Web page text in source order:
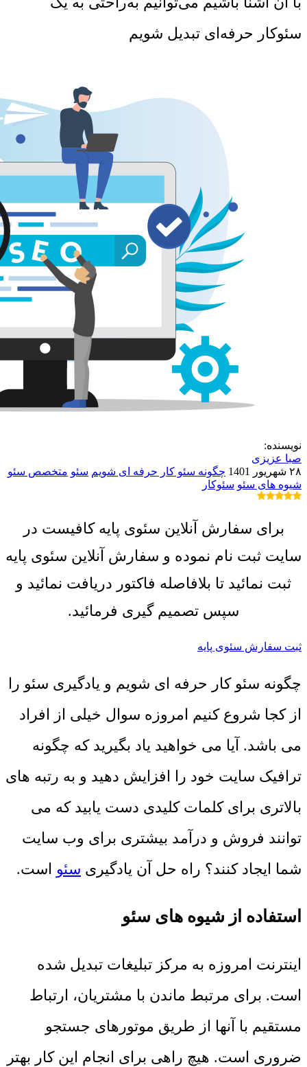
سئوکار حرفه‌ای تبدیل شویم
نویسنده:
صبا عزیزی
۲۸ شهریور 1401
چگونه سئو کار حرفه ای شویم سئو متخصص سئو
شیوه های سئو سئوکار
برای سفارش آنلاین سئوی پایه کافیست در
سایت ثبت نام نموده و سفارش آنلاین سئوی پایه
ثبت نمائید تا بلافاصله فاکتور دریافت نمائید و
سپس تصمیم گیری فرمائید.
ثبت سفارش سئوی پایه
چگونه سئو کار حرفه ای شویم و یادگیری سئو را
از کجا شروع کنیم امروزه سوال خیلی از افراد
می باشد. آیا می خواهید یاد بگیرید که چگونه
ترافیک سایت خود را افزایش دهید و به رتبه های
بالاتری برای کلمات کلیدی دست یابید که می
توانند فروش و درآمد بیشتری برای وب سایت
شما ایجاد کنند؟ راه حل آن یادگیری سئو است.
استفاده از شیوه های سئو
اینترنت امروزه به مرکز تبلیغات تبدیل شده
است. برای مرتبط ماندن با مشتریان، ارتباط
مستقیم با آنها از طریق موتورهای جستجو
ضروری است. هیچ راهی برای انجام این کار بهتر